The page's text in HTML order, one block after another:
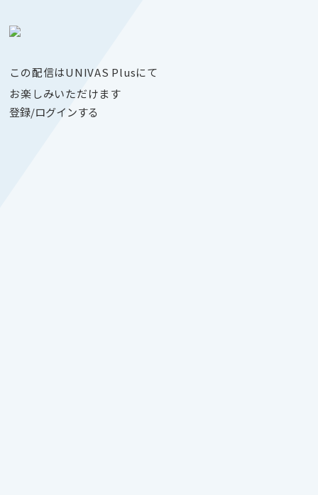
この配信はUNIVAS Plusにて
お楽しみいただけます
登録/ログインする